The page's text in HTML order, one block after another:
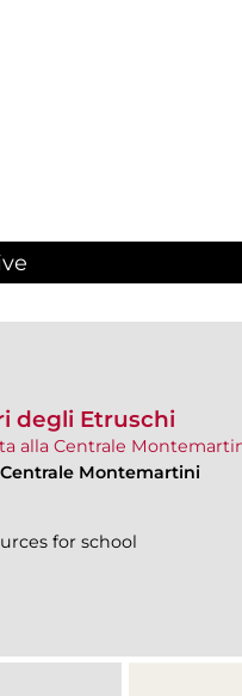
degli Etruschi
alla Centrale
Montemartini
for school